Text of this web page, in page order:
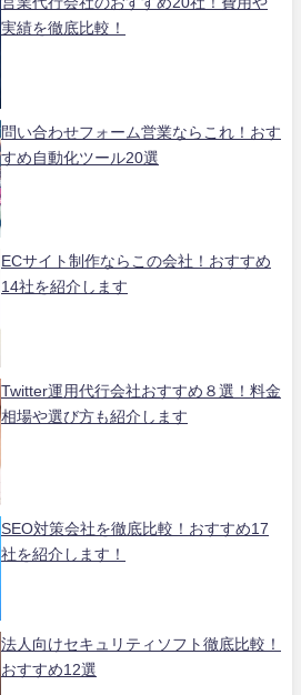
実績を徹底比較！
問い合わせフォーム営業ならこれ！おす
すめ自動化ツール20選
ECサイト制作ならこの会社！おすすめ
14社を紹介します
Twitter運用代行会社おすすめ８選！料金
相場や選び方も紹介します
SEO対策会社を徹底比較！おすすめ17
社を紹介します！
法人向けセキュリティソフト徹底比較！
おすすめ12選